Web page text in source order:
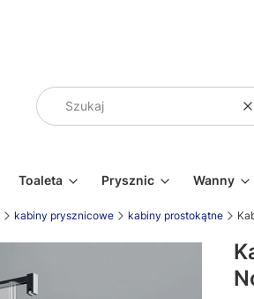
Toaleta Prysznic Wanny
kabiny prysznicowe kabiny prostokątne